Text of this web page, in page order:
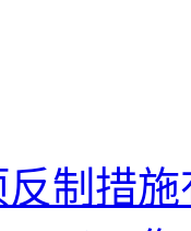
制措